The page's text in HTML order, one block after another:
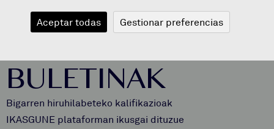
LEHEN
HEZKUNTZAKO
BULETINAK
Bigarren hiruhilabeteko kalifikazioak
IKASGUNE plataforman ikusgai dituzue
Aceptar todas Gestionar preferencias